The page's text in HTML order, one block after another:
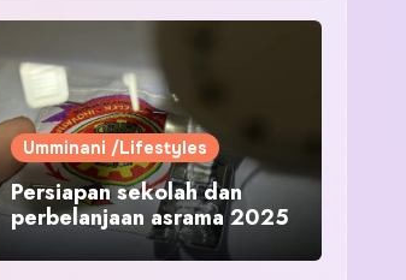
Umminani /Lifestyles
Persiapan sekolah dan
perbelanjaan asrama 2025